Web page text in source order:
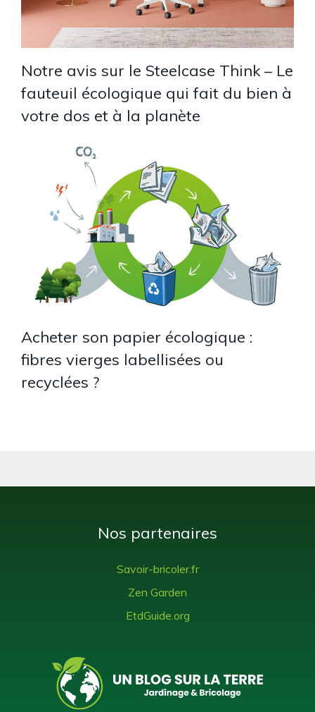
Notre avis sur le Steelcase Think – Le
fauteuil écologique qui fait du bien à
votre dos et à la planète
Acheter son papier écologique :
fibres vierges labellisées ou
recyclées ?
Nos partenaires
Savoir-bricoler.fr
Zen Garden
EtdGuide.org